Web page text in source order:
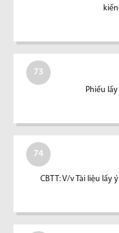
73
Phiếu
74
CBTT: V/v Tài liệu